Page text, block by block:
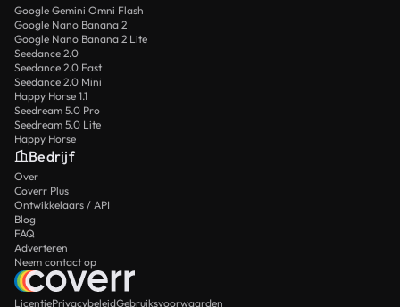
Google Gemini Omni Flash
Google Nano Banana 2
Google Nano Banana 2 Lite
Seedance 2.0
Seedance 2.0 Fast
Seedance 2.0 Mini
Happy Horse 1.1
Seedream 5.0 Pro
Seedream 5.0 Lite
Happy Horse
Bedrijf
Over
Coverr Plus
Ontwikkelaars / API
Blog
FAQ
Adverteren
Neem contact op
LicentiePrivacybeleidGebruiksvoorwaarden